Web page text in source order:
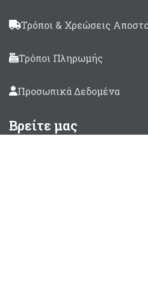
Τρόποι & Χρεώσεις
Τρόποι Πληρωμής
Προσωπικά Δεδομένα
Βρείτε μας